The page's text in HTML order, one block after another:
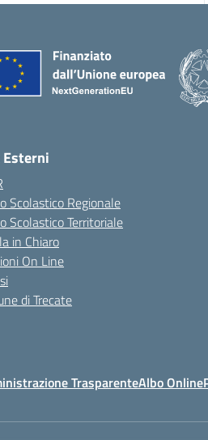
Scolastico Regionale
Scolastico Territoriale
in Chiaro
On Line
di Trecate
TrasparenteAlbo Online